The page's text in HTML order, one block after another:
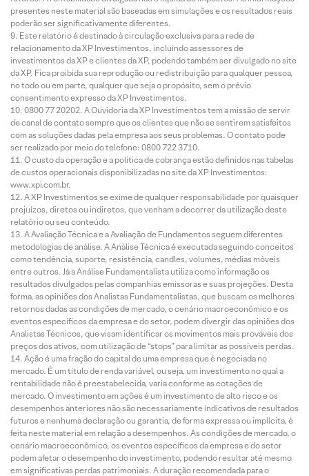
presentes neste material são baseadas em simulações e os resultados reais
poderão ser significativamente diferentes.
Este relatório é destinado à circulação exclusiva para a rede de
relacionamento da XP Investimentos, incluindo assessores de
investimentos da XP e clientes da XP, podendo também ser divulgado no site
da XP. Fica proibida sua reprodução ou redistribuição para qualquer pessoa,
no todo ou em parte, qualquer que seja o propósito, sem o prévio
consentimento expresso da XP Investimentos.
0800 77 20202. A Ouvidoria da XP Investimentos tem a missão de servir
de canal de contato sempre que os clientes que não se sentirem satisfeitos
com as soluções dadas pela empresa aos seus problemas. O contato pode
ser realizado por meio do telefone: 0800 722 3710.
O custo da operação e a política de cobrança estão definidos nas tabelas
de custos operacionais disponibilizadas no site da XP Investimentos:
www.xpi.com.br.
A XP Investimentos se exime de qualquer responsabilidade por quaisquer
prejuízos, diretos ou indiretos, que venham a decorrer da utilização deste
relatório ou seu conteúdo.
A Avaliação Técnica e a Avaliação de Fundamentos seguem diferentes
metodologias de análise. A Análise Técnica é executada seguindo conceitos
como tendência, suporte, resistência, candles, volumes, médias móveis
entre outros. Já a Análise Fundamentalista utiliza como informação os
resultados divulgados pelas companhias emissoras e suas projeções. Desta
forma, as opiniões dos Analistas Fundamentalistas, que buscam os melhores
retornos dadas as condições de mercado, o cenário macroeconômico e os
eventos específicos da empresa e do setor, podem divergir das opiniões dos
Analistas Técnicos, que visam identificar os movimentos mais prováveis dos
preços dos ativos, com utilização de “stops” para limitar as possíveis perdas.
Ação é uma fração do capital de uma empresa que é negociada no
mercado. É um título de renda variável, ou seja, um investimento no qual a
rentabilidade não é preestabelecida, varia conforme as cotações de
mercado. O investimento em ações é um investimento de alto risco e os
desempenhos anteriores não são necessariamente indicativos de resultados
futuros e nenhuma declaração ou garantia, de forma expressa ou implícita, é
feita neste material em relação a desempenhos. As condições de mercado, o
cenário macroeconômico, os eventos específicos da empresa e do setor
podem afetar o desempenho do investimento, podendo resultar até mesmo
em significativas perdas patrimoniais. A duração recomendada para o